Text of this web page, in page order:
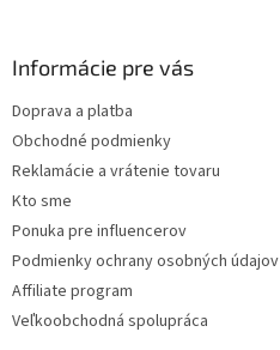
v
Informácie pre vás
Doprava a platba
Obchodné podmienky
Reklamácie a vrátenie tovaru
Kto sme
Ponuka pre influencerov
Podmienky ochrany osobných údajov
Affiliate program
Veľkoobchodná spolupráca